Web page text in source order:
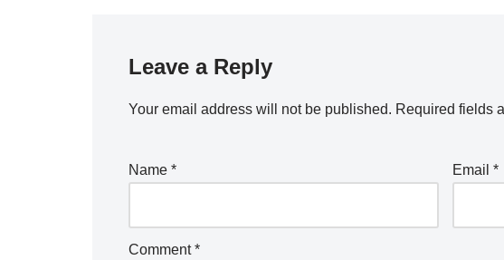
Leave a Reply
Your email address will not be published. Required fields
Name * Email*
Comment*